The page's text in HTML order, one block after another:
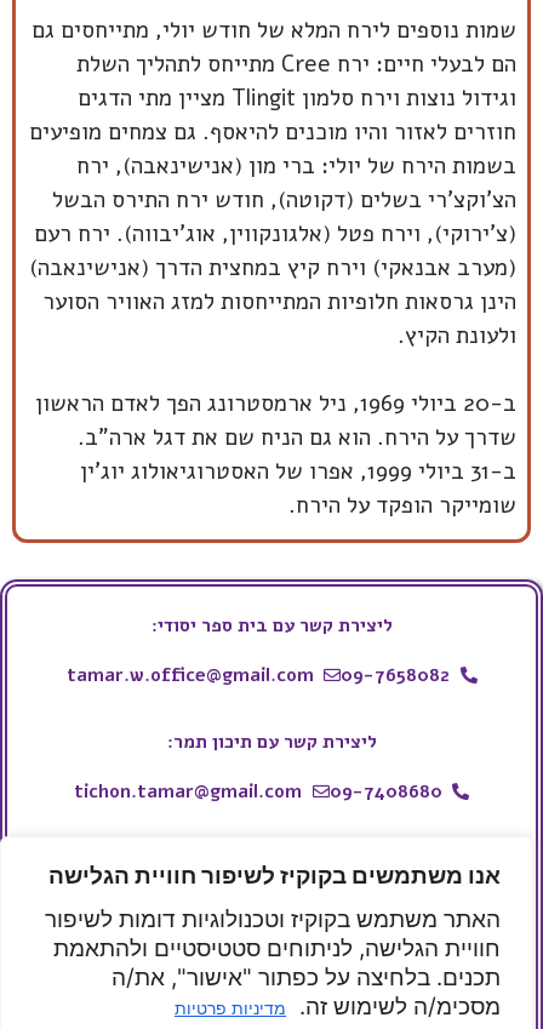
אנו משתמשים בקוקיז לשיפור חוויית הגלישה
האתר משתמש בקוקיז וטכנולוגיות דומות לשיפור
חוויית הגלישה, לניתוחים סטטיסטיים ולהתאמת
תכנים. בלחיצה על כפתור "אישור", את/ה
מסכימ/ה לשימוש זה.
מדיניות פרטיות
שמות נוספים לירח המלא של חודש יולי, מתייחסים גם
הם לבעלי חיים: ירח Cree מתייחס לתהליך השלת
וגידול נוצות וירח סלמון Tlingit מציין מתי הדגים
חוזרים לאזור והיו מוכנים להיאסף. גם צמחים מופיעים
בשמות הירח של יולי: ברי מון (אנישינאבה), ירח
הצ'וקצ'רי בשלים (דקוטה), חודש ירח התירס הבשל
(צ'ירוקי), וירח פטל (אלגונקווין, אוג'יבווה). ירח רעם
(מערב אבנאקי) וירח קיץ במחצית הדרך (אנישינאבה)
הינן גרסאות חלופיות המתייחסות למזג האוויר הסוער
ולעונת הקיץ.
ב-20 ביולי 1969, ניל ארמסטרונג הפך לאדם הראשון
שדרך על הירח. הוא גם הניח שם את דגל ארה"ב.
ב-31 ביולי 1999, אפרו של האסטרוגיאולוג יוג'ין
שומייקר הופקד על הירח.
ליצירת קשר עם בית ספר יסודי:
09-7658082
tamar.w.office@gmail.com
ליצירת קשר עם תיכון תמר:
09-7408680
tichon.tamar@gmail.com
050-9914443
tamar.w.school@gmail.com
קהילת תמר בית ספר תמר תיכון תמר